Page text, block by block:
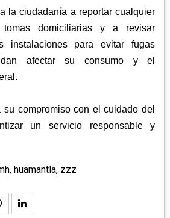
la ciudadanía a reportar cualquier
domiciliarias y a revisar
instalaciones para evitar fugas
afectar su consumo y el
su compromiso con el cuidado del
un servicio responsable y
, huamantla, zzz